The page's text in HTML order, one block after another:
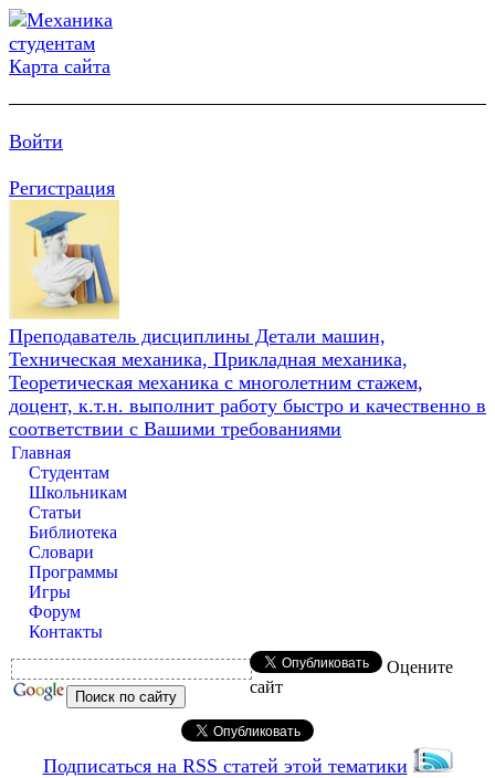
Карта сайта
Войти
Регистрация
Преподаватель дисциплины Детали машин,
Техническая механика, Прикладная механика,
Теоретическая механика с многолетним стажем,
доцент, к.т.н. выполнит работу быстро и качественно в
соответствии с Вашими требованиями
Главная
Студентам
Школьникам
Статьи
Библиотека
Словари
Программы
Игры
Форум
Контакты
Оцените
сайт
Подписаться на RSS статей этой тематики